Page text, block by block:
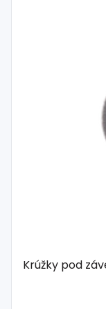
Krúžky pod